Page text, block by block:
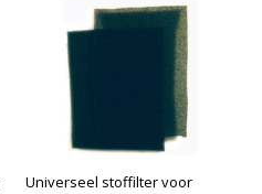
Universeel stoffilter voor